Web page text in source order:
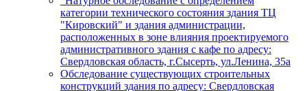
категории технического состояния здания ТЦ
"Кировский" и здания администрации,
расположенных в зоне влияния проектируемого
административного здания с кафе по адресу:
Свердловская область, г.Сысерть, ул.Ленина, 35а
Обследование существующих строительных
конструкций здания по адресу: Свердловская